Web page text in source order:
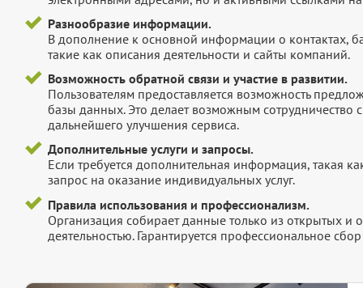
Разнообразие информации.
В дополнение к основной информации о контактах,
такие как описания деятельности и сайты компаний.
Возможность обратной связи и участие в развитии.
Пользователям предоставляется возможность
базы данных. Это делает возможным сотрудничество
дальнейшего улучшения сервиса.
Дополнительные услуги и запросы.
Если требуется дополнительная информация, такая
запрос на оказание индивидуальных услуг.
Правила использования и профессионализм.
Организация собирает данные только из открытых и
деятельностью. Гарантируется профессиональное